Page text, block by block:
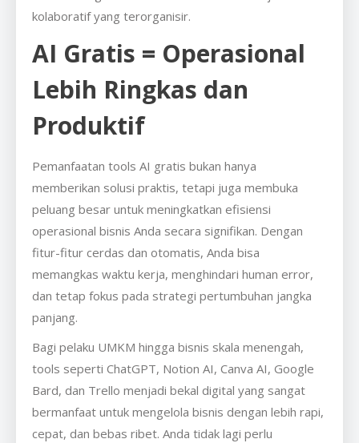
kolaboratif yang terorganisir.
AI Gratis = Operasional
Lebih Ringkas dan
Produktif
Pemanfaatan tools AI gratis bukan hanya
memberikan solusi praktis, tetapi juga membuka
peluang besar untuk meningkatkan efisiensi
operasional bisnis Anda secara signifikan. Dengan
fitur-fitur cerdas dan otomatis, Anda bisa
memangkas waktu kerja, menghindari human error,
dan tetap fokus pada strategi pertumbuhan jangka
panjang.
Bagi pelaku UMKM hingga bisnis skala menengah,
tools seperti ChatGPT, Notion AI, Canva AI, Google
Bard, dan Trello menjadi bekal digital yang sangat
bermanfaat untuk mengelola bisnis dengan lebih rapi,
cepat, dan bebas ribet. Anda tidak lagi perlu